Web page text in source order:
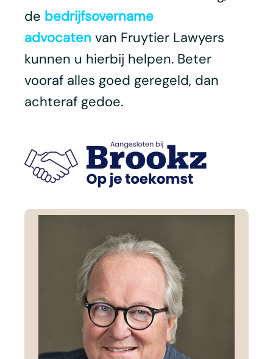
de bedrijfsovername
advocaten van Fruytier Lawyers
kunnen u hierbij helpen. Beter
vooraf alles goed geregeld, dan
achteraf gedoe.